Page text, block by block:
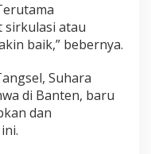
sirkulasi atau
baik,” bebernya.
Suhara
di Banten, baru
dan